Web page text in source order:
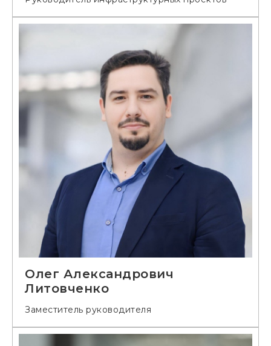
Олег Александрович
Литовченко
Заместитель руководителя